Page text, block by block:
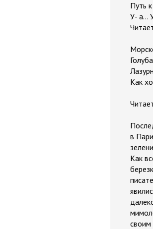
Путь
У- а…
Голуба
Как
в
Как
своим